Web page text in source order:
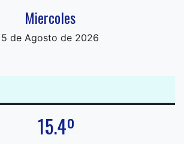
Miercoles
5 de Agosto de 2026
15.4º